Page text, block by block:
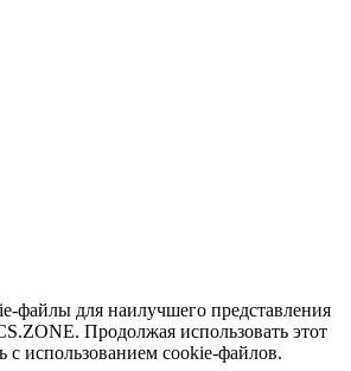
файлы для наилучшего представления
Продолжая использовать этот
с использованием cookie-файлов.